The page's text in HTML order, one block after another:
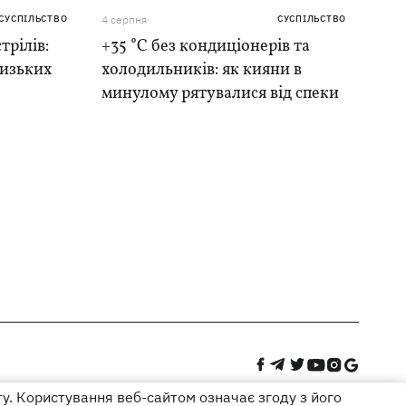
4 серпня СУСПІЛЬСТВО
+35 °C без кондиціонерів та
холодильників: як кияни в
минулому рятувалися від спеки
Користування веб-сайтом означає згоду з його